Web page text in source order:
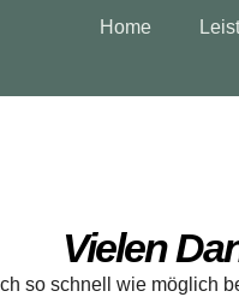
Home
Vielen
so schnell wie möglich